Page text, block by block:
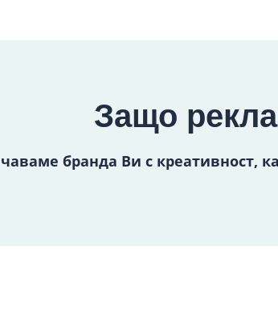
Защо
бранда Ви с креативност,